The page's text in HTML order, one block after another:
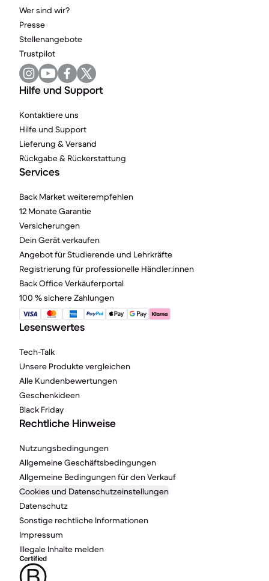
Wer sind wir?
Presse
Stellenangebote
Trustpilot
Hilfe und Support
Kontaktiere uns
Hilfe und Support
Lieferung & Versand
Rückgabe & Rückerstattung
Services
Back Market weiterempfehlen
12 Monate Garantie
Versicherungen
Dein Gerät verkaufen
Angebot für Studierende und Lehrkräfte
Registrierung für professionelle Händler:innen
Back Office Verkäuferportal
100 % sichere Zahlungen
Lesenswertes
Tech-Talk
Unsere Produkte vergleichen
Alle Kundenbewertungen
Geschenkideen
Black Friday
Rechtliche Hinweise
Nutzungsbedingungen
Allgemeine Geschäftsbedingungen
Allgemeine Bedingungen für den Verkauf
Cookies und Datenschutzeinstellungen
Datenschutz
Sonstige rechtliche Informationen
Impressum
Illegale Inhalte melden